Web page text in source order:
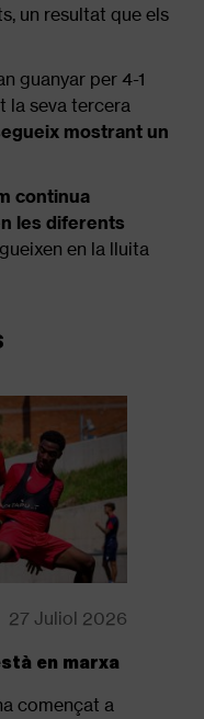
un resultat que els
guanyar per 4-1
la seva tercera
mostrant un
continua
les diferents
en la lluita
27 Juliol 2026
en marxa
començat a